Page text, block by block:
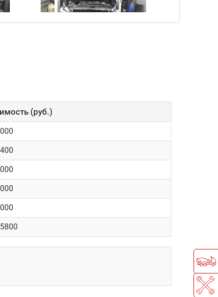
несколько усложняют обслуживание
почти всегда будет требовать
выхлопной системы.
(руб.)